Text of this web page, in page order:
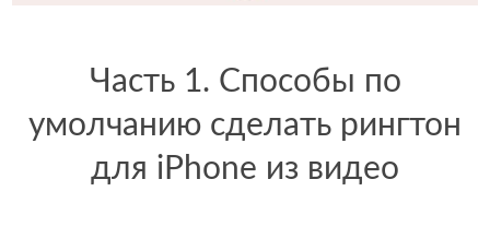
Часть 1. Способы по
умолчанию сделать рингтон
для iPhone из видео